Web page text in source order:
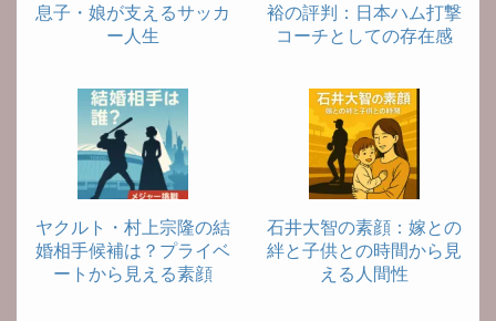
息子・娘が支えるサッカ
ー人生
裕の評判：日本ハム打撃
コーチとしての存在感
ヤクルト・村上宗隆の結
婚相手候補は？プライベ
ートから見える素顔
石井大智の素顔：嫁との
絆と子供との時間から見
える人間性